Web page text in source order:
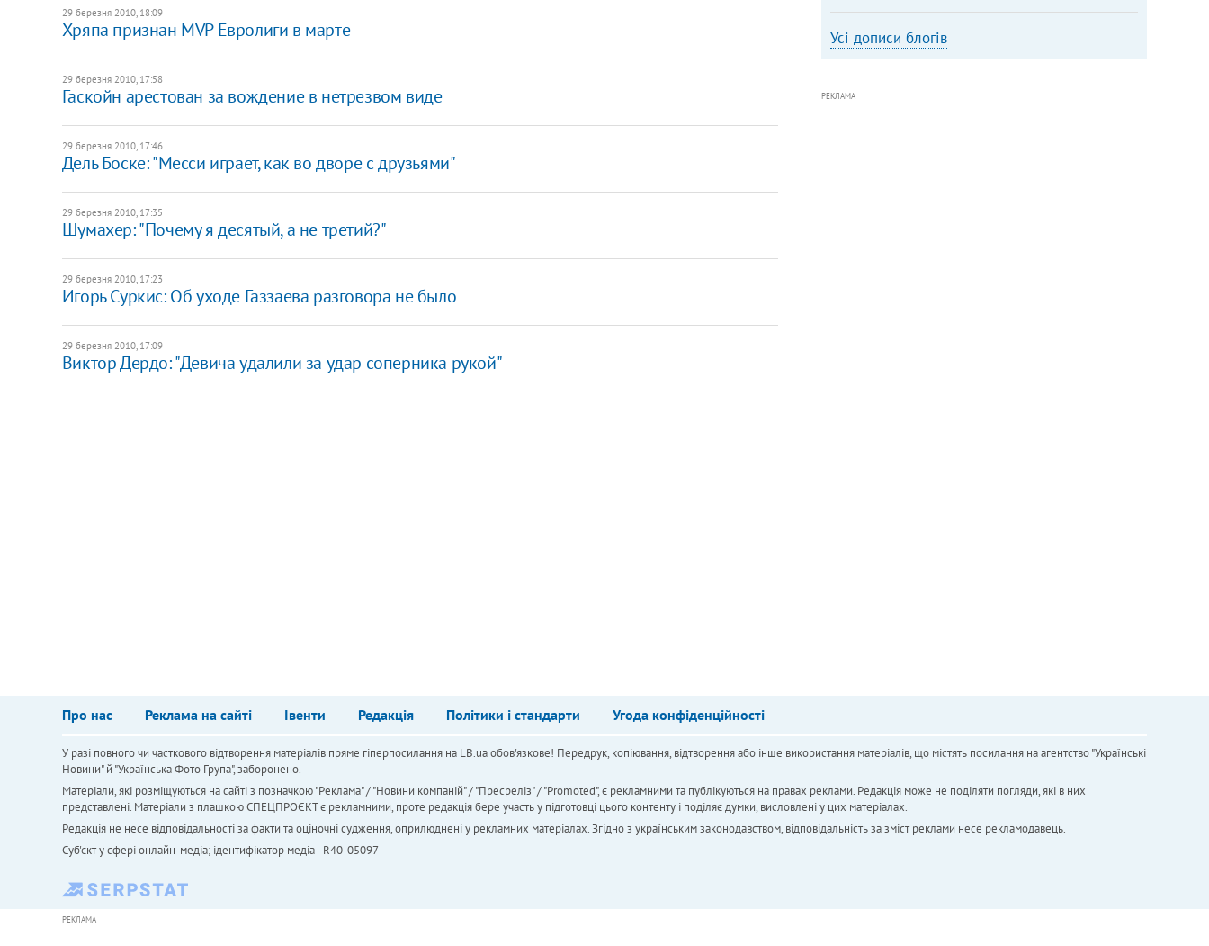
29 березня 2010, 18:09
Хряпа признан MVP Евролиги в марте
29 березня 2010, 17:58
Гаскойн арестован за вождение в нетрезвом виде
29 березня 2010, 17:46
Дель Боске: "Месси играет, как во дворе с друзьями"
29 березня 2010, 17:35
Шумахер: "Почему я десятый, а не третий?"
29 березня 2010, 17:23
Игорь Суркис: Об уходе Газзаева разговора не было
29 березня 2010, 17:09
Виктор Дердо: "Девича удалили за удар соперника рукой"
Усі дописи блогів
РЕКЛАМА
Про нас Реклама на сайті Івенти Редакція Політики і стандарти Угода конфіденційності
У разі повного чи часткового відтворення матеріалів пряме гіперпосилання на LB.ua обов'язкове! Передрук, копіювання, відтворення або інше використання матеріалів, що містять посилання на агентство "Українськi
Новини" й "Українська Фото Група", заборонено.
Матеріали, які розміщуються на сайті з позначкою "Реклама" / "Новини компаній" / "Пресреліз" / "Promoted", є рекламними та публікуються на правах реклами. Редакція може не поділяти погляди, які в них
представлені. Матеріали з плашкою СПЕЦПРОЄКТ є рекламними, проте редакція бере участь у підготовці цього контенту і поділяє думки, висловлені у цих матеріалах.
Редакція не несе відповідальності за факти та оціночні судження, оприлюднені у рекламних матеріалах. Згідно з українським законодавством, відповідальність за зміст реклами несе рекламодавець.
Cуб'єкт у сфері онлайн-медіа; ідентифікатор медіа - R40-05097
РЕКЛАМА